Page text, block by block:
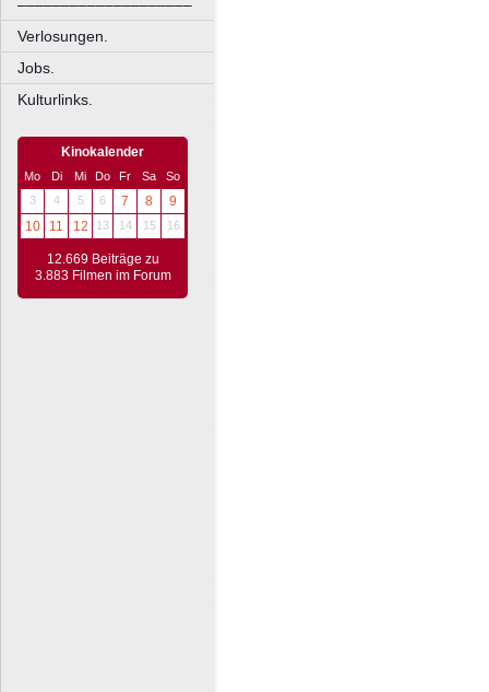
––––––––––––––––––––
Verlosungen.
Jobs.
Kulturlinks.
Kinokalender
Mo Di Mi Do Fr Sa
So
3
4 5 6 7 8
9
10
11 12 13 14 15 16
12.669 Beiträge zu
3.883 Filmen im Forum